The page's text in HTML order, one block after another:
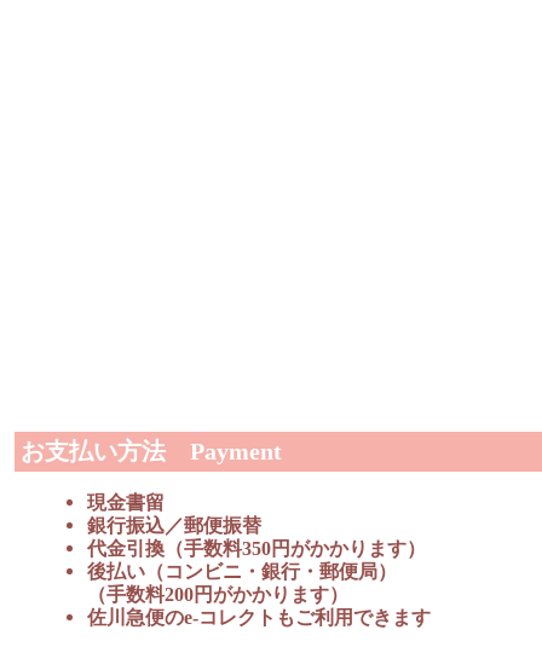
お支払い方法 Payment
現金書留
銀行振込／郵便振替
代金引換（手数料350円がかかります）
後払い（コンビニ・銀行・郵便局）
（手数料200円がかかります）
佐川急便のe-コレクトもご利用できます